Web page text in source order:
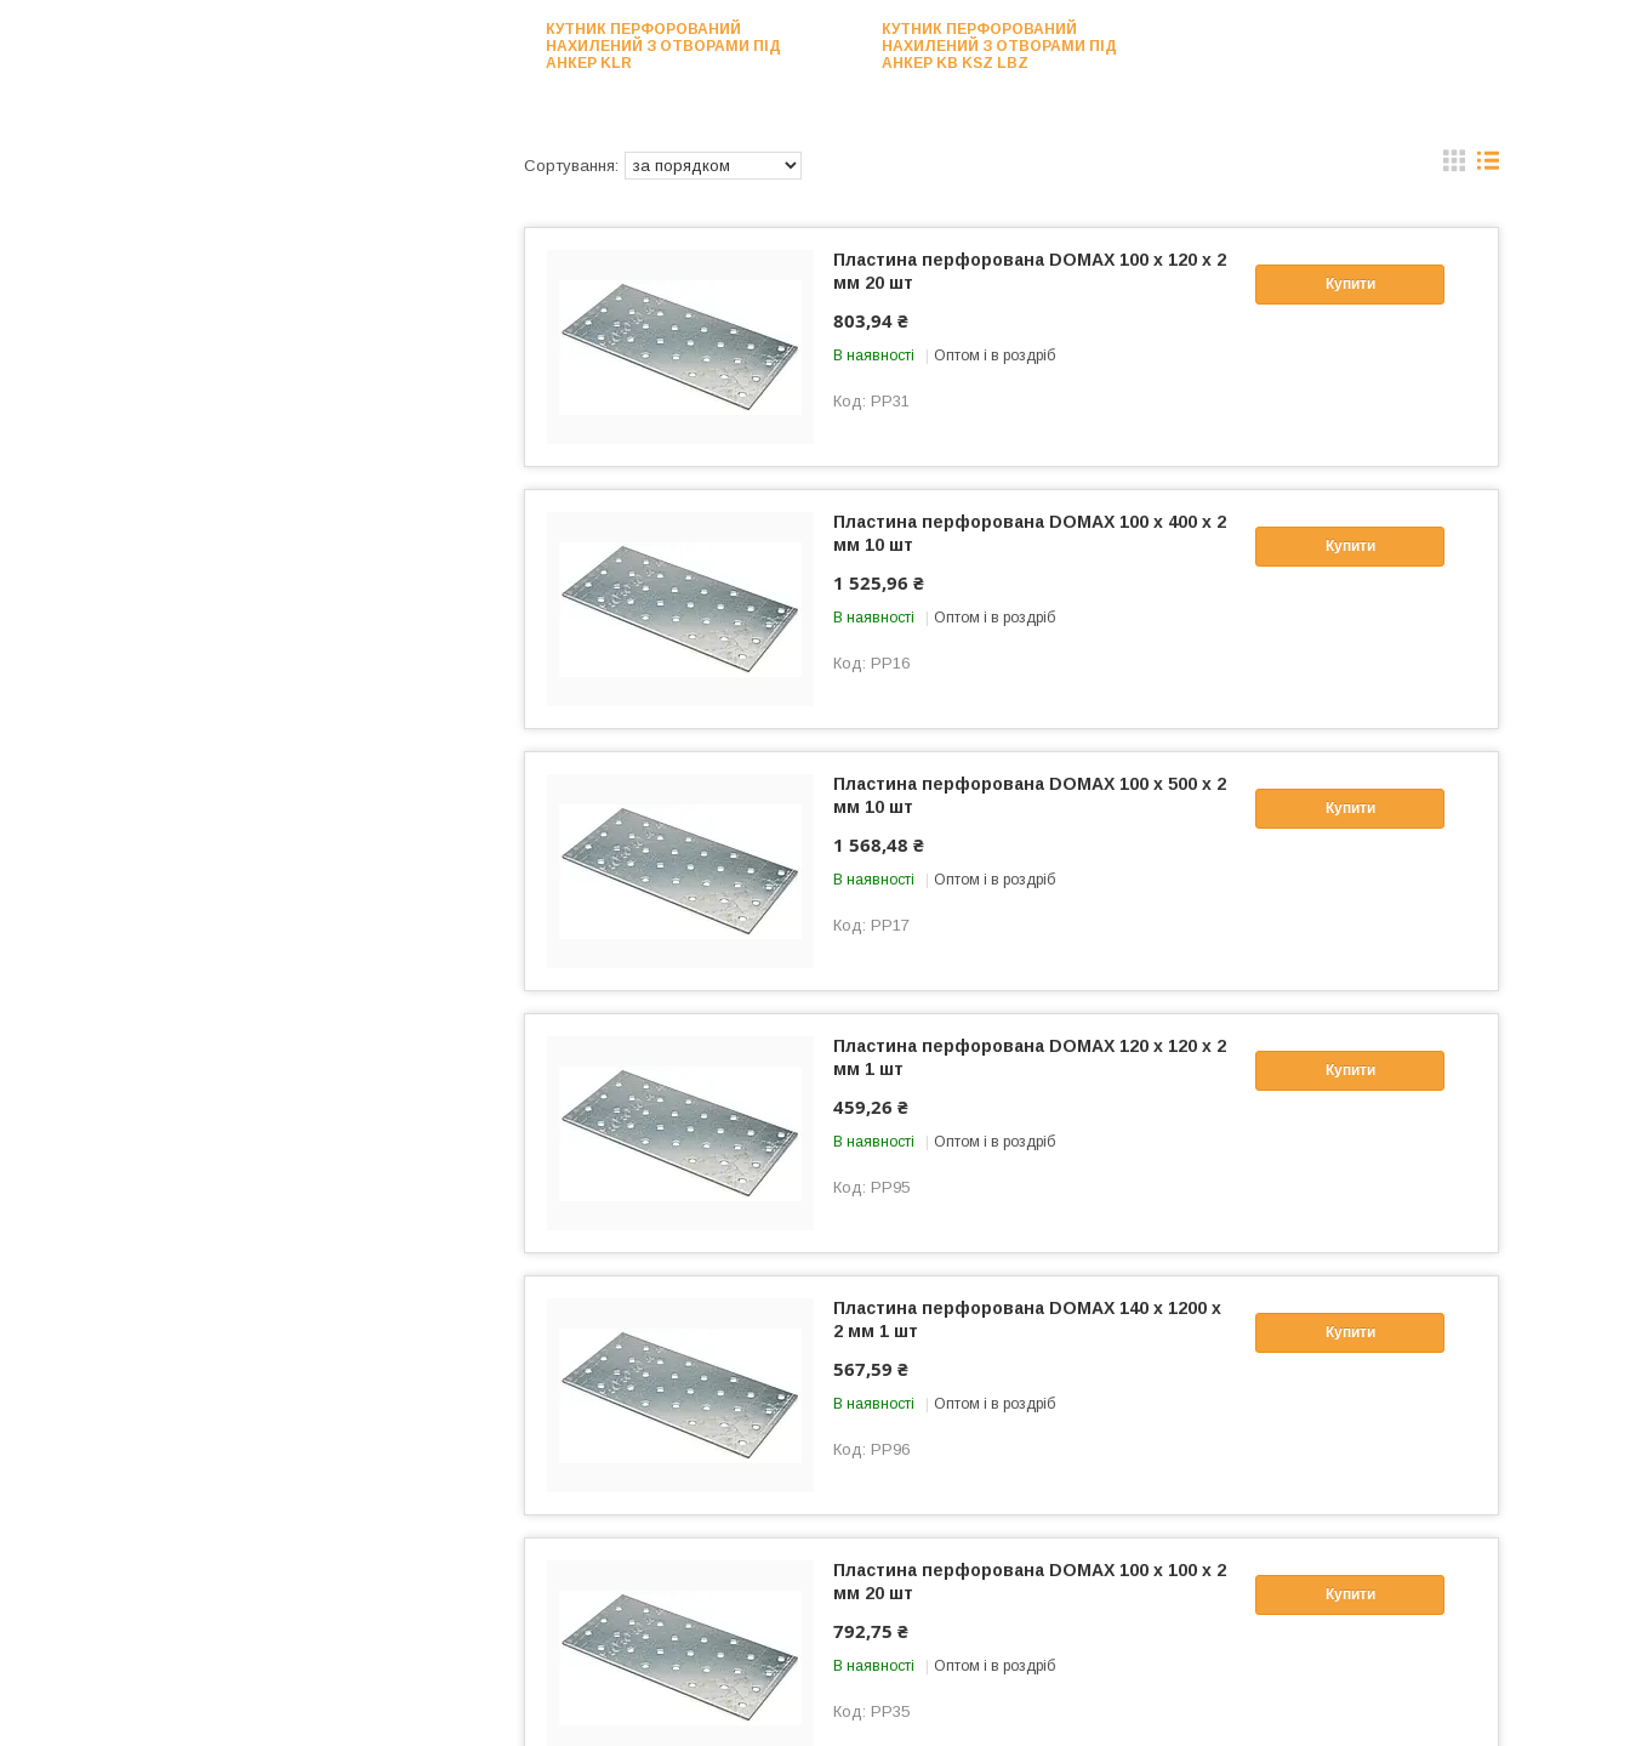
КУТНИК ПЕРФОРОВАНИЙ
НАХИЛЕНИЙ З ОТВОРАМИ ПІД
АНКЕР KLR
КУТНИК ПЕРФОРОВАНИЙ
НАХИЛЕНИЙ З ОТВОРАМИ ПІД
АНКЕР KB KSZ LBZ
Купити
Пластина перфорована DOMAX 100 х 120 х 2
мм 20 шт
803,94 ₴
В наявності Оптом і в роздріб
PP31
Купити
Пластина перфорована DOMAX 100 х 400 х 2
мм 10 шт
1 525,96 ₴
В наявності Оптом і в роздріб
PP16
Купити
Пластина перфорована DOMAX 100 х 500 х 2
мм 10 шт
1 568,48 ₴
В наявності Оптом і в роздріб
PP17
Купити
Пластина перфорована DOMAX 120 х 120 х 2
мм 1 шт
459,26 ₴
В наявності Оптом і в роздріб
PP95
Купити
Пластина перфорована DOMAX 140 х 1200 х
2 мм 1 шт
567,59 ₴
В наявності Оптом і в роздріб
PP96
Купити
Пластина перфорована DOMAX 100 х 100 х 2
мм 20 шт
792,75 ₴
В наявності Оптом і в роздріб
PP35